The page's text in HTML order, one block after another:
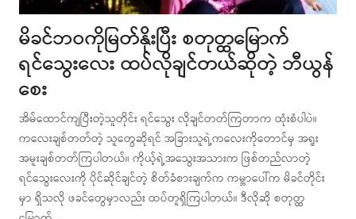
မိခင်ဘဝကိုမြတ်နိုးပြီး စတုတ္ထမြောက်
ရင်သွေးလေး ထပ်လိုချင်တယ်ဆိုတဲ့ ဘီယွန်
စေး
အိမ်ထောင်ကျပြီးတဲ့သူတိုင်း ရင်သွေး လိုချင်တတ်ကြတာက ထုံးစံပါပဲ။
ကလေးချစ်တတ်တဲ့ သူတွေဆိုရင် အခြားသူရဲ့ကလေးကိုတောင်မှ အရူး
အမူးချစ်တတ်ကြပါတယ်။ ကိုယ့်ရဲ့အသွေးအသားက ဖြစ်တည်လာတဲ့
ရင်သွေးလေးကို ပိုင်ဆိုင်ချင်တဲ့ စိတ်ခံစားချက်က ကမ္ဘာပေါ်က မိခင်တိုင်း
မှာ ရှိသလို ဖခင်တွေမှာလည်း ထပ်တူရှိကြပါတယ်။ ဒီလိုဆို စတုတ္ထ